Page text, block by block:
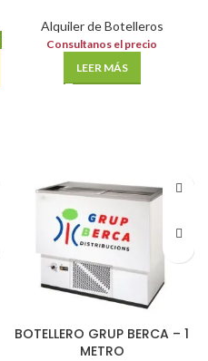
Alquiler de Botelleros
Consultanos el precio
LEER MÁS
BOTELLERO GRUP BERCA – 1
METRO